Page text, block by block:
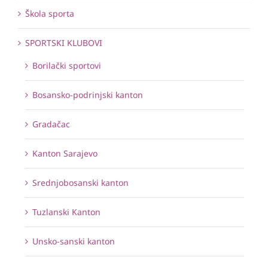
Škola sporta
SPORTSKI KLUBOVI
Borilački sportovi
Bosansko-podrinjski kanton
Gradačac
Kanton Sarajevo
Srednjobosanski kanton
Tuzlanski Kanton
Unsko-sanski kanton